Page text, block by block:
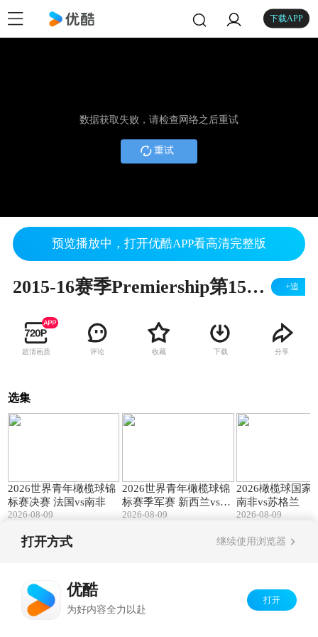
下载APP
数据获取失败，请检查网络之后重试
重试
预览播放中，打开优酷APP看高清完整版
2015-16赛季Premiership第15轮Bath v London Irish +追
超清画质 评论 收藏 下载 分享
选集
2026世界青年橄榄球锦
标赛决赛 法国vs南非
2026-08-09
2026世界青年橄榄球锦
标赛季军赛 新西兰vs英
格兰
2026-08-09
2026橄榄球国家
南非vs苏格兰
2026-08-09
打开方式 继续使用浏览器
优酷
为好内容全力以赴
打开